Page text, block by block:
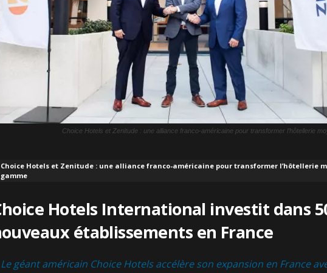
Choice Hotels et Zenitude : une alliance franco-américaine pour transformer l’hôtellerie
Choice Hotels et Zenitude : une alliance franco-américaine pour transformer l’hôtellerie
gamme
Hotels International investit dans
établissements en France
Le géant américain Choice Hotels accélère son expansion en France